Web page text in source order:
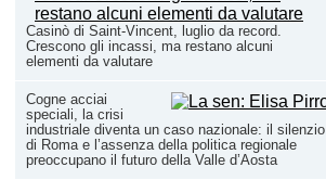
Casinò di Saint-Vincent, luglio da record.
Crescono gli incassi, ma restano alcuni
elementi da valutare
Cogne acciai
speciali, la crisi
industriale diventa un caso nazionale: il silenzio
di Roma e l’assenza della politica regionale
preoccupano il futuro della Valle d’Aosta